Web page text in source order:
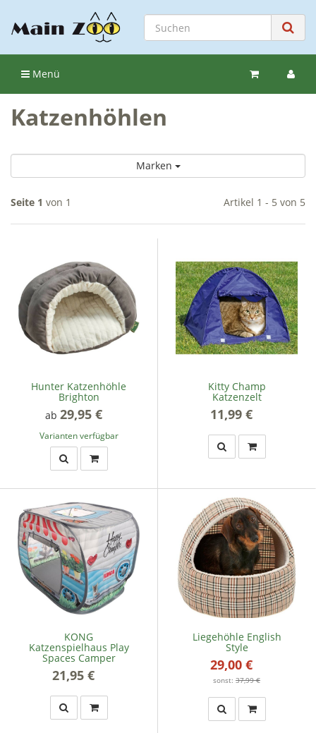
Menü
Katzenhöhlen
Marken
Seite 1 von 1 Artikel 1 - 5 von 5
Hunter Katzenhöhle
Brighton
ab 29,95 €
Varianten verfügbar
Kitty Champ
Katzenzelt
11,99 €
KONG
Katzenspielhaus Play
Spaces Camper
21,95 €
Liegehöhle English
Style
29,00 €
sonst: 37,99 €